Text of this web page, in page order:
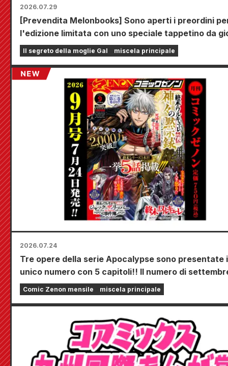
2026.07.29
[Prevendita Melonbooks] Sono aperti i preordini
l'edizione limitata con uno speciale tappetino da
che raffigura una splendida illustrazione di Fuyuki
realizzata da Kudou! Il sesto volume di "The
the Gal Bride" uscirà il 20 ottobre!
Il segreto della moglie Gal miscela principale
2026.07.24
Tre opere della serie Apocalypse sono presentate
unico numero con 5 capitoli!! Il numero di
2026 di "Monthly Comic Zenon" sarà in vendita
luglio!!
Comic Zenon mensile miscela principale